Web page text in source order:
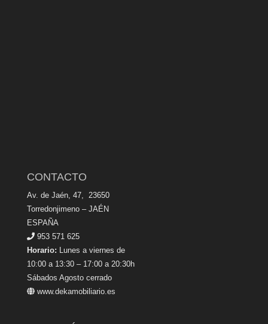
CONTACTO
Av. de Jaén, 47, 23650
Torredonjimeno – JAÉN
ESPAÑA
953 571 625
Horario: Lunes a viernes de
10:00 a 13:30 – 17:00 a 20:30h
Sábados Agosto cerrado
www.dekamobiliario.es